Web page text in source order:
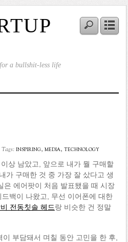
a bullshit-less life
Tags:inspiring, media, technology
상 남았고, 앞으로 내가 뭘 구매할
가 구매한 것 중 가장 잘 샀다고 생
은 에어팟이 처음 발표됐을 때 시장
백이 나왔고, 무선 이어폰에 대한
전동칫솔 헤드랑 비슷한 건 정말
부담돼서 며칠 동안 고민을 한 후,